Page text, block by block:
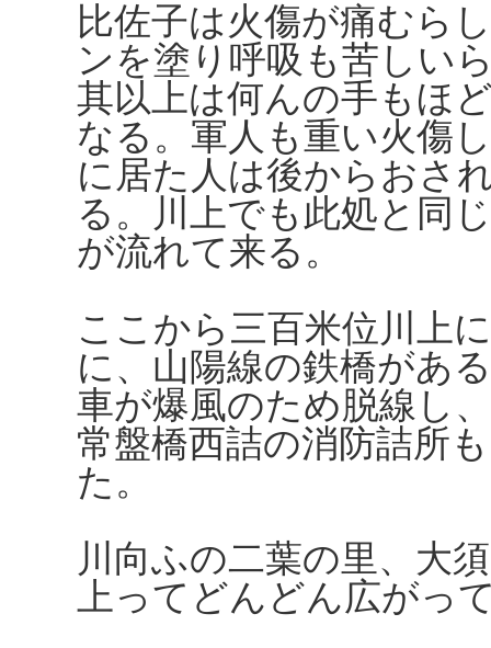
比佐子は火傷が痛むら
ンを塗り呼吸も苦しい
其以上は何んの手もほ
なる。軍人も重い火傷
に居た人は後からおさ
る。川上でも此処と同
が流れて来る。
ここから三百米位川上
に、山陽線の鉄橋があ
車が爆風のため脱線し
常盤橋西詰の消防詰所
た。
川向ふの二葉の里、大
上ってどんどん広がっ